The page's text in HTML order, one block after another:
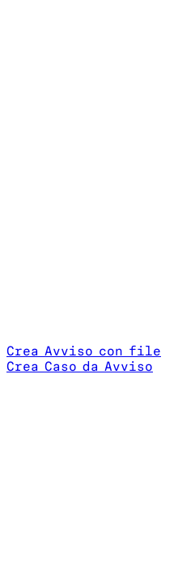
Crea Avviso con file
Crea Caso da Avviso